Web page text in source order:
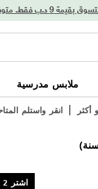
ملابس مدرسية
انقر واستلم
اشتر 2 واحصل على خصم 20%